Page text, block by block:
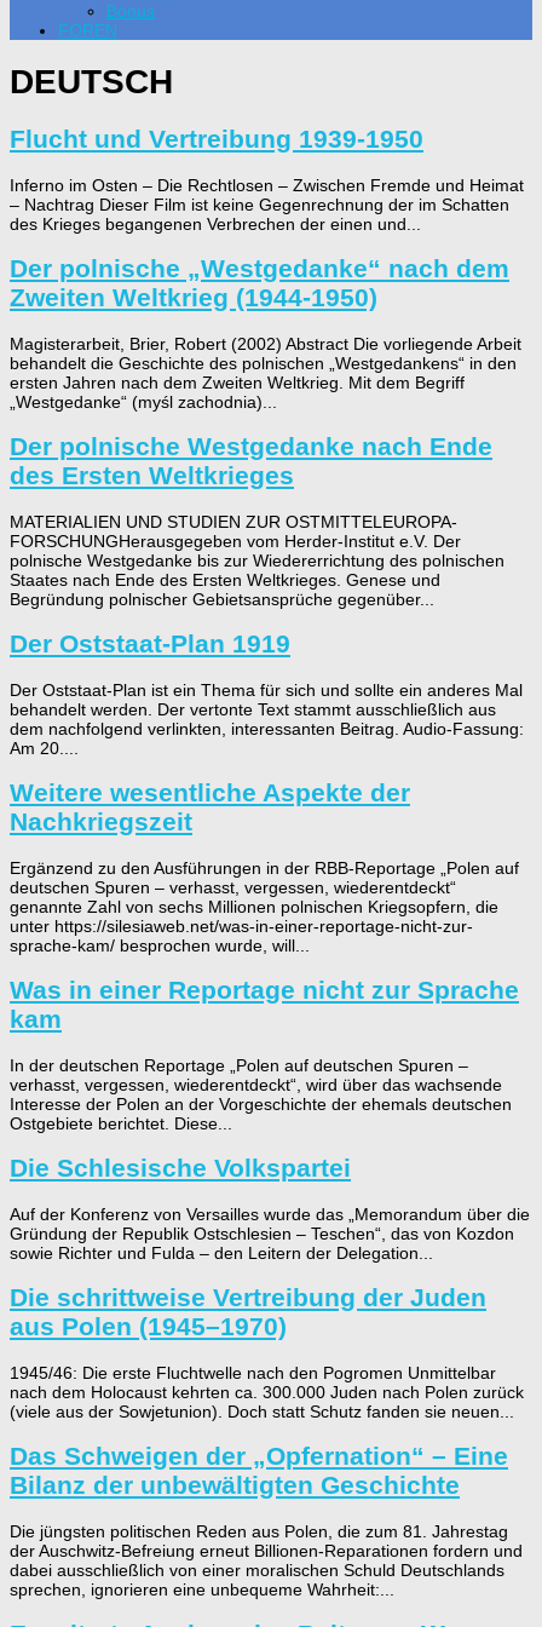
Bonus
FOREN
DEUTSCH
Flucht und Vertreibung 1939-1950
Inferno im Osten – Die Rechtlosen – Zwischen Fremde und Heimat
– Nachtrag Dieser Film ist keine Gegenrechnung der im Schatten
des Krieges begangenen Verbrechen der einen und...
Der polnische „Westgedanke“ nach dem
Zweiten Weltkrieg (1944-1950)
Magisterarbeit, Brier, Robert (2002) Abstract Die vorliegende Arbeit
behandelt die Geschichte des polnischen „Westgedankens“ in den
ersten Jahren nach dem Zweiten Weltkrieg. Mit dem Begriff
„Westgedanke“ (myśl zachodnia)...
Der polnische Westgedanke nach Ende
des Ersten Weltkrieges
MATERIALIEN UND STUDIEN ZUR OSTMITTELEUROPA-
FORSCHUNGHerausgegeben vom Herder-Institut e.V. Der
polnische Westgedanke bis zur Wiedererrichtung des polnischen
Staates nach Ende des Ersten Weltkrieges. Genese und
Begründung polnischer Gebietsansprüche gegenüber...
Der Oststaat-Plan 1919
Der Oststaat-Plan ist ein Thema für sich und sollte ein anderes Mal
behandelt werden. Der vertonte Text stammt ausschließlich aus
dem nachfolgend verlinkten, interessanten Beitrag. Audio-Fassung:
Am 20....
Weitere wesentliche Aspekte der
Nachkriegszeit
Ergänzend zu den Ausführungen in der RBB-Reportage „Polen auf
deutschen Spuren – verhasst, vergessen, wiederentdeckt“
genannte Zahl von sechs Millionen polnischen Kriegsopfern, die
unter https://silesiaweb.net/was-in-einer-reportage-nicht-zur-
sprache-kam/ besprochen wurde, will...
Was in einer Reportage nicht zur Sprache
kam
In der deutschen Reportage „Polen auf deutschen Spuren –
verhasst, vergessen, wiederentdeckt“, wird über das wachsende
Interesse der Polen an der Vorgeschichte der ehemals deutschen
Ostgebiete berichtet. Diese...
Die Schlesische Volkspartei
Auf der Konferenz von Versailles wurde das „Memorandum über die
Gründung der Republik Ostschlesien – Teschen“, das von Kozdon
sowie Richter und Fulda – den Leitern der Delegation...
​Die schrittweise Vertreibung der Juden
aus Polen (1945–1970)
​1945/46: Die erste Fluchtwelle nach den Pogromen Unmittelbar
nach dem Holocaust kehrten ca. 300.000 Juden nach Polen zurück
(viele aus der Sowjetunion). Doch statt Schutz fanden sie neuen...
Das Schweigen der „Opfernation“ – Eine
Bilanz der unbewältigten Geschichte
​Die jüngsten politischen Reden aus Polen, die zum 81. Jahrestag
der Auschwitz-Befreiung erneut Billionen-Reparationen fordern und
dabei ausschließlich von einer moralischen Schuld Deutschlands
sprechen, ignorieren eine unbequeme Wahrheit:...